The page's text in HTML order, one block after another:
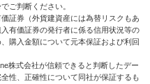
ご判断ください。
証券（外貨建資産には為替リスクもあ
有価証券の発行者に係る信用状況等の
購入金額について元本保証および利回
株式会社が信頼できると判断したデー
性、正確性について同社が保証するも